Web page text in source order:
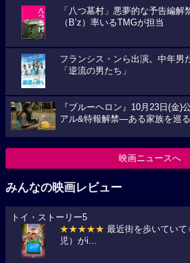
「八つ墓村」悪夢的な予告編解
（B’z）率いるTMGが担当
フランシス・ンら出演。中年男
「逆流の男たち」
『ブルーヘロン』10月23日(金)
アル&特報解禁―ある家族を巡る
映画ニュースへ
みんなの映画レビュー
トイ・ストーリー5
★★★★★ 最近街を歩いてい
児）がi...